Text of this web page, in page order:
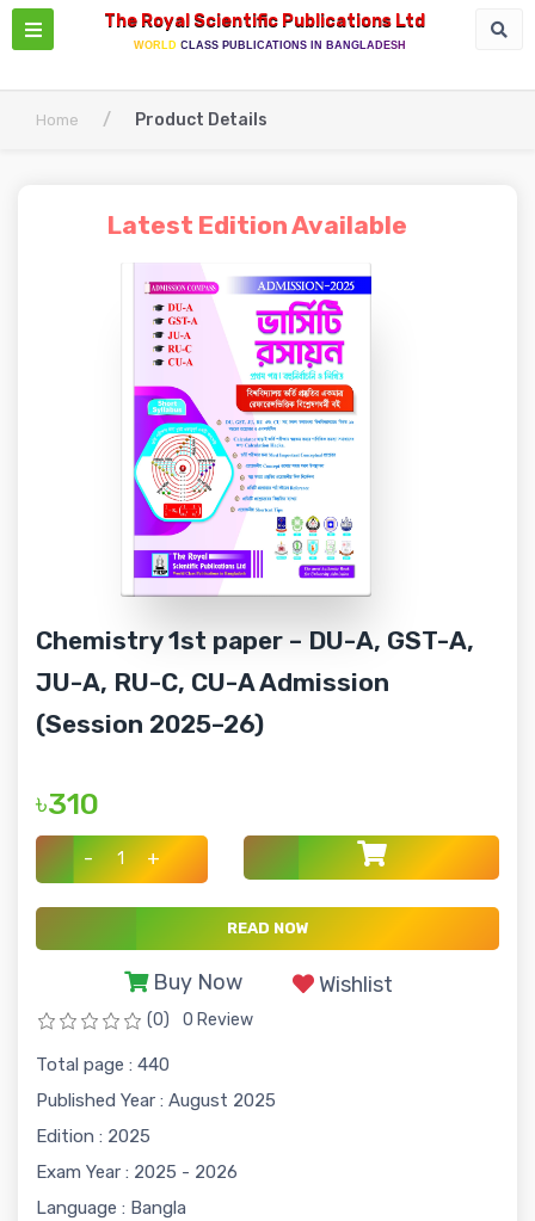
The Royal Scientific Publications Ltd
WORLD CLASS PUBLICATIONS IN BANGLADESH
Home / Product Details
Latest Edition Available
Chemistry 1st paper – DU-A, GST-A,
JU-A, RU-C, CU-A Admission
(Session 2025–26)
৳310
- +
READ NOW
Buy Now Wishlist
(0) 0 Review
Total page : 440
Published Year : August 2025
Edition : 2025
Exam Year : 2025 - 2026
Language : Bangla